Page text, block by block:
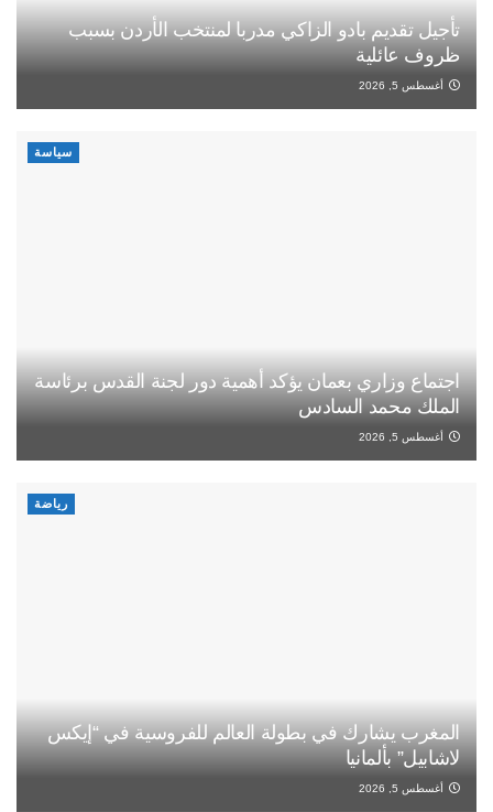
تأجيل تقديم بادو الزاكي مدربا لمنتخب الأردن بسبب
ظروف عائلية
أغسطس 5, 2026
سياسة
اجتماع وزاري بعمان يؤكد أهمية دور لجنة القدس برئاسة
الملك محمد السادس
أغسطس 5, 2026
رياضة
المغرب يشارك في بطولة العالم للفروسية في “إيكس
لاشابيل” بألمانيا
أغسطس 5, 2026